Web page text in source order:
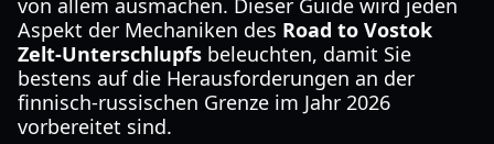
von allem ausmachen. Dieser Guide wird jeden
Aspekt der Mechaniken des Road to Vostok
Zelt-Unterschlupfs beleuchten, damit Sie
bestens auf die Herausforderungen an der
finnisch-russischen Grenze im Jahr 2026
vorbereitet sind.